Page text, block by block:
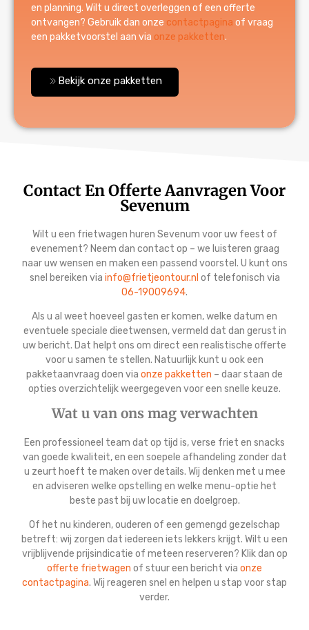
en planning. Wilt u direct overleggen of een offerte
ontvangen? Gebruik dan onze contactpagina of vraag
een pakketvoorstel aan via onze pakketten.
Bekijk onze pakketten
Contact En Offerte Aanvragen Voor
Sevenum
Wilt u een frietwagen huren Sevenum voor uw feest of
evenement? Neem dan contact op – we luisteren graag
naar uw wensen en maken een passend voorstel. U kunt ons
snel bereiken via info@frietjeontour.nl of telefonisch via
06-19009694.
Als u al weet hoeveel gasten er komen, welke datum en
eventuele speciale dieetwensen, vermeld dat dan gerust in
uw bericht. Dat helpt ons om direct een realistische offerte
voor u samen te stellen. Natuurlijk kunt u ook een
pakketaanvraag doen via onze pakketten – daar staan de
opties overzichtelijk weergegeven voor een snelle keuze.
Wat u van ons mag verwachten
Een professioneel team dat op tijd is, verse friet en snacks
van goede kwaliteit, en een soepele afhandeling zonder dat
u zeurt hoeft te maken over details. Wij denken met u mee
en adviseren welke opstelling en welke menu-optie het
beste past bij uw locatie en doelgroep.
Of het nu kinderen, ouderen of een gemengd gezelschap
betreft: wij zorgen dat iedereen iets lekkers krijgt. Wilt u een
vrijblijvende prijsindicatie of meteen reserveren? Klik dan op
offerte frietwagen of stuur een bericht via onze
contactpagina. Wij reageren snel en helpen u stap voor stap
verder.